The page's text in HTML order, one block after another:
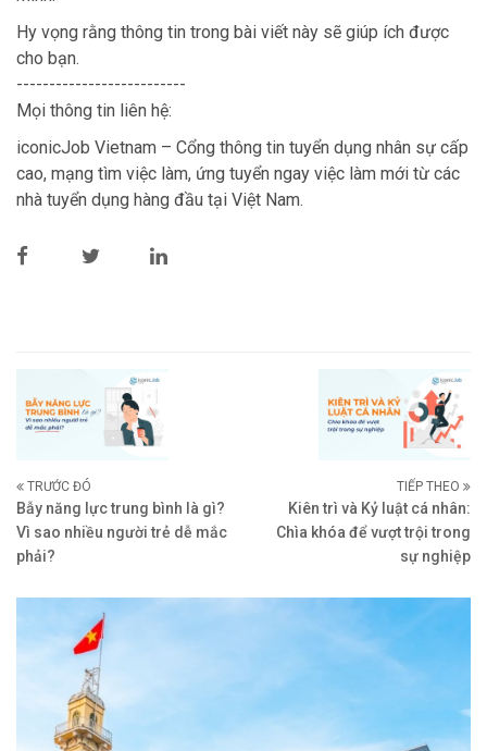
Hy vọng rằng thông tin trong bài viết này sẽ giúp ích được
cho bạn.
--------------------------
Mọi thông tin liên hệ:
iconicJob Vietnam – Cổng thông tin tuyển dụng nhân sự cấp
cao, mạng tìm việc làm, ứng tuyển ngay việc làm mới từ các
nhà tuyển dụng hàng đầu tại Việt Nam.
TRƯỚC ĐÓ
Bẫy năng lực trung bình là gì?
Vì sao nhiều người trẻ dễ mắc
phải?
TIẾP THEO
Kiên trì và Kỷ luật cá nhân:
Chìa khóa để vượt trội trong
sự nghiệp